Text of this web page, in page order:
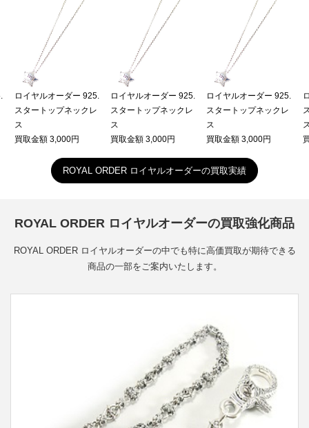
ロイヤルオーダー 925.
スタートップネックレ
ス
買取金額 3,000円
ロイヤルオーダー 925.
スタートップネックレ
ス
買取金額 3,000円
ロイヤルオーダー 925.
スタートップネックレ
ス
買取金額 3,000円
ROYAL ORDER ロイヤルオーダーの買取実績
ROYAL ORDER ロイヤルオーダーの買取強化商品
ROYAL ORDER ロイヤルオーダーの中でも特に高価買取が期待できる
商品の一部をご案内いたします。